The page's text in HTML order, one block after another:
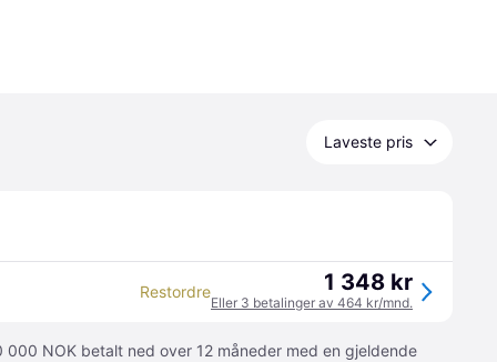
Laveste pris
Restordre 1 348 kr
Eller 3 betalinger av 464 kr/mnd.
000 NOK betalt ned over 12 måneder med en gjeldende